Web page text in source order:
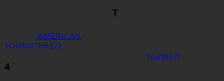
ΑMERICAN
TOURISTER (7)
Τ
Τrunki (7)
4